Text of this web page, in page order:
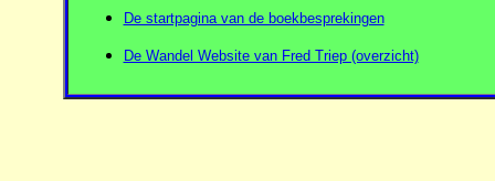
De startpagina van de boekbesprekingen
De Wandel Website van Fred Triep (overzicht)